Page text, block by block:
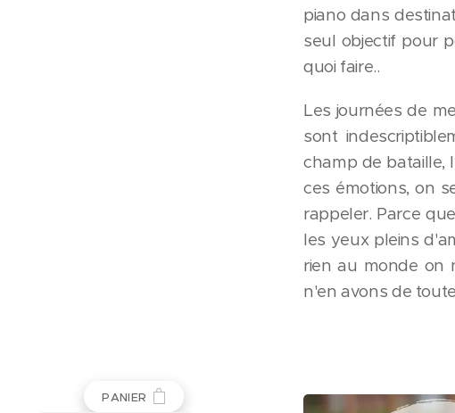
PANIER
piano dans
seul objectif pour
quoi faire..
Les journées de
sont
champ de bataille,
ces émotions, on
rappeler. Parce
les yeux pleins
rien au monde on
n'en avons de